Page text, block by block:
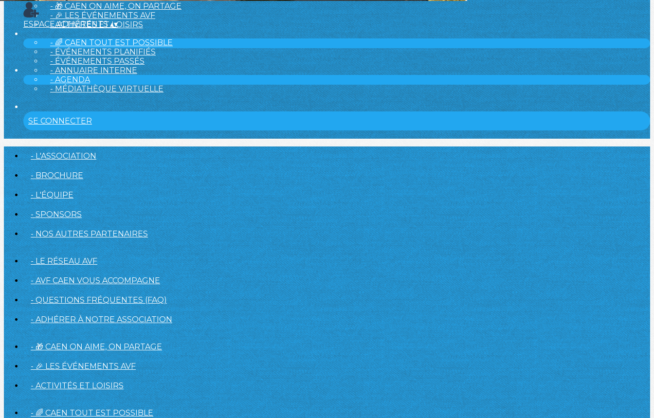
- 🎁 CAEN ON AIME, ON PARTAGE
- 🎉 LES ÉVÉNEMENTS AVF
- ACTIVITÉS ET LOISIRS
ESPACE ADHÉRENTS▴▾
- 🌈 CAEN TOUT EST POSSIBLE
- ÉVÉNEMENTS PLANIFIÉS
- ÉVÉNEMENTS PASSÉS
- ANNUAIRE INTERNE
- AGENDA
- MÉDIATHÈQUE VIRTUELLE
SE CONNECTER
- L'ASSOCIATION
- BROCHURE
- L'ÉQUIPE
- SPONSORS
- NOS AUTRES PARTENAIRES
- LE RÉSEAU AVF
- AVF CAEN VOUS ACCOMPAGNE
- QUESTIONS FRÉQUENTES (FAQ)
- ADHÉRER À NOTRE ASSOCIATION
- 🎁 CAEN ON AIME, ON PARTAGE
- 🎉 LES ÉVÉNEMENTS AVF
- ACTIVITÉS ET LOISIRS
- 🌈 CAEN TOUT EST POSSIBLE